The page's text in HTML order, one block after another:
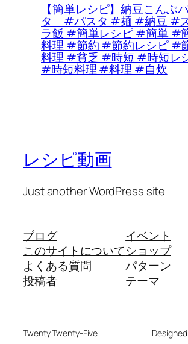
【簡単レシピ】納豆こんぶ
タ #パスタ #麺 #納豆 #
ラ飯 #簡単レシピ #簡単 #
料理 #節約 #節約レシピ #
料理 #貧乏 #時短 #時短レ
#時短料理 #料理 #自炊
レシピ動画
Just another WordPress site
ブログ
このサイトについて
よくある質問
投稿者
イベント
ショップ
パターン
テーマ
Twenty Twenty-Five